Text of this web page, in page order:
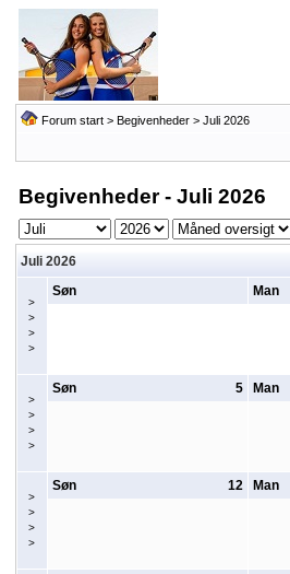
Forum start> Begivenheder> Juli 2026
Begivenheder - Juli 2026
Juli 2026
>
>
>
>
Søn Man
>
>
>
>
5
Søn Man
>
>
>
>
12
Søn Man